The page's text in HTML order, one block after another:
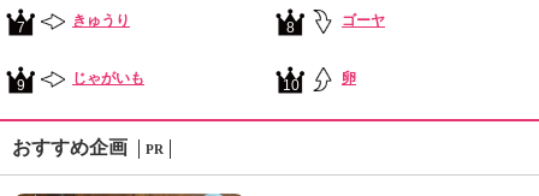
7 きゅうり 8 ゴーヤ
9 じゃがいも 10 卵
おすすめ企画 PR